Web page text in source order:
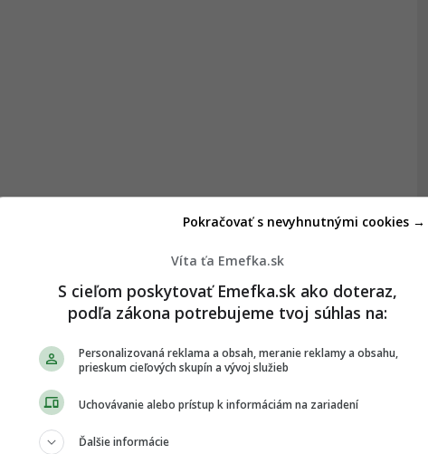
Víta ťa Emefka.sk
S cieľom poskytovať Emefka.sk ako doteraz,
podľa zákona potrebujeme tvoj súhlas na:
Personalizovaná reklama a obsah, meranie reklamy a obsahu,
prieskum cieľových skupín a vývoj služieb
Uchovávanie alebo prístup k informáciám na zariadení
Ďalšie informácie
Pokračovať s nevyhnutnými cookies →